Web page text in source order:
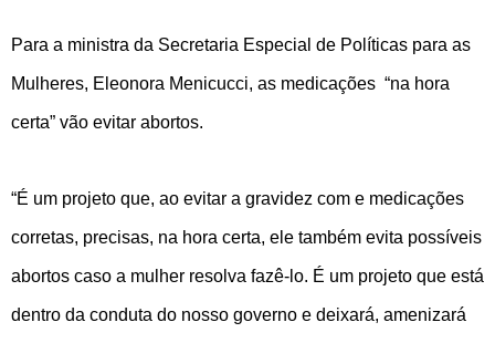
Para a ministra da Secretaria Especial de Políticas para as
Mulheres, Eleonora Menicucci, as medicações “na hora
certa” vão evitar abortos.
“É um projeto que, ao evitar a gravidez com e medicações
corretas, precisas, na hora certa, ele também evita possíveis
abortos caso a mulher resolva fazê-lo. É um projeto que está
dentro da conduta do nosso governo e deixará, amenizará